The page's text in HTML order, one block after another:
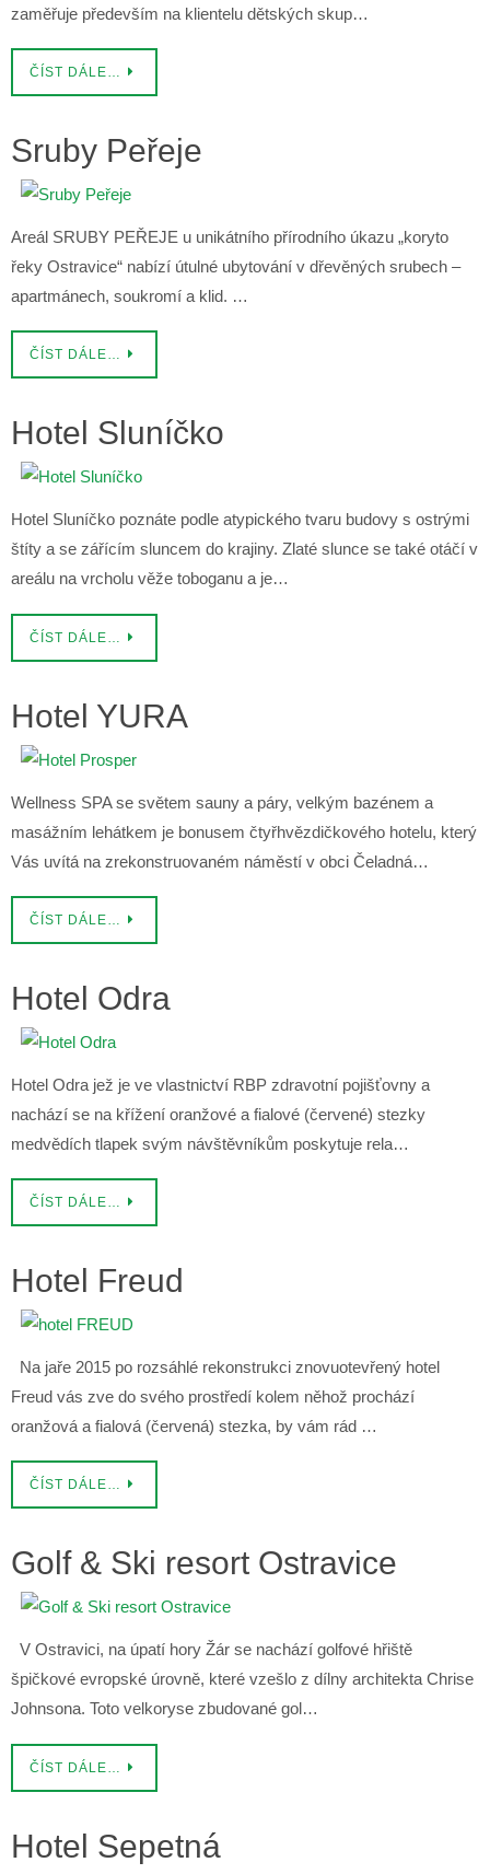
zaměřuje především na klientelu dětských skup…
ČÍST DÁLE…
Sruby Peřeje
Areál SRUBY PEŘEJE u unikátního přírodního úkazu „koryto
řeky Ostravice“ nabízí útulné ubytování v dřevěných srubech –
apartmánech, soukromí a klid. …
ČÍST DÁLE…
Hotel Sluníčko
Hotel Sluníčko poznáte podle atypického tvaru budovy s ostrými
štíty a se zářícím sluncem do krajiny. Zlaté slunce se také otáčí v
areálu na vrcholu věže toboganu a je…
ČÍST DÁLE…
Hotel YURA
Wellness SPA se světem sauny a páry, velkým bazénem a
masážním lehátkem je bonusem čtyřhvězdičkového hotelu, který
Vás uvítá na zrekonstruovaném náměstí v obci Čeladná…
ČÍST DÁLE…
Hotel Odra
Hotel Odra jež je ve vlastnictví RBP zdravotní pojišťovny a
nachází se na křížení oranžové a fialové (červené) stezky
medvědích tlapek svým návštěvníkům poskytuje rela…
ČÍST DÁLE…
Hotel Freud
Na jaře 2015 po rozsáhlé rekonstrukci znovuotevřený hotel
Freud vás zve do svého prostředí kolem něhož prochází
oranžová a fialová (červená) stezka, by vám rád …
ČÍST DÁLE…
Golf & Ski resort Ostravice
V Ostravici, na úpatí hory Žár se nachází golfové hřiště
špičkové evropské úrovně, které vzešlo z dílny architekta Chrise
Johnsona. Toto velkoryse zbudované gol…
ČÍST DÁLE…
Hotel Sepetná